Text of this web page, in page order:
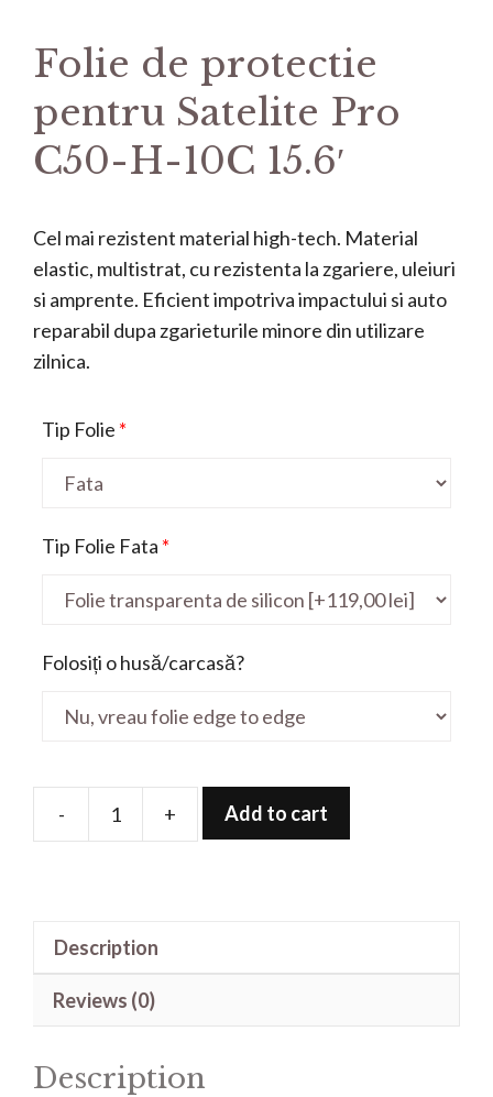
Folie de protectie
pentru Satelite Pro
C50-H-10C 15.6′
Cel mai rezistent material high-tech. Material
elastic, multistrat, cu rezistenta la zgariere, uleiuri
si amprente. Eficient impotriva impactului si auto
reparabil dupa zgarieturile minore din utilizare
zilnica.
Tip Folie *
Tip Folie Fata *
Folosiți o husă/carcasă?
-
Folie
10C
+ Add to cart
Description
Reviews (0)
Description